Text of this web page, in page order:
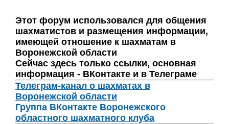
Этот форум использовался для общения
шахматистов и размещения информации,
имеющей отношение к шахматам в
Воронежской области
Сейчас здесь только ссылки, основная
информация - ВКонтакте и в Телеграме
Телеграм-канал о шахматах в
Воронежской области
Группа ВКонтакте Воронежского
областного шахматного клуба